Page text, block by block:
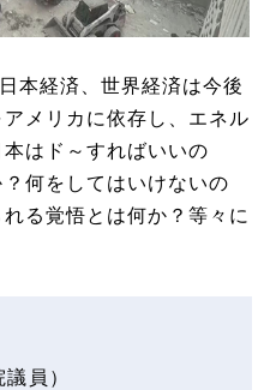
本経済、世界経済は今後
メリカに依存し、エネル
はド～すればいいの
何をしてはいけないの
る覚悟とは何か？等々に
員）